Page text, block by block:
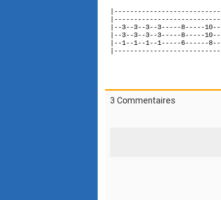
|--3--3--3--3-----8-----
|--3--3--3--3-----8-----
|--1--1--1--1-----6------
3 Commentaires